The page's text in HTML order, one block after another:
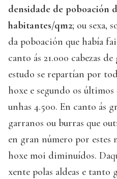
densidade de poboación
habitantes/qm2; ou sexa,
da poboación que había
canto ás 21.000 cabezas
estudo se repartían por
hoxe e segundo os últimos
unhas 4.500. En canto ás
garranos ou burras que
en gran número por estes
hoxe moi diminuídos.
xente polas aldeas e tanto